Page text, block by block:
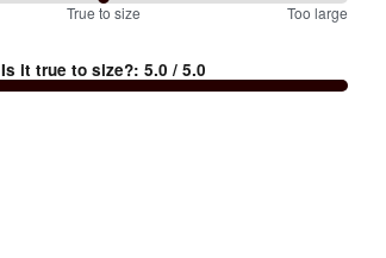
True to size Too large
Is it true to size?:5.0 / 5.0